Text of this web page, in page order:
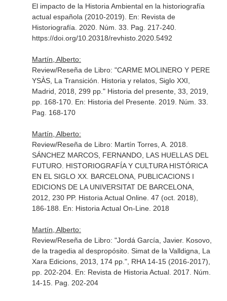
El impacto de la Historia Ambiental en la historiografía
actual española (2010-2019). En: Revista de
Historiografía . 2020. Núm. 33. Pag. 217-240.
https://doi.org/10.20318/revhisto.2020.5492
Martín, Alberto:
Review/Reseña de Libro: "CARME MOLINERO Y PERE
YSÀS, La Transición. Historia y relatos, Siglo XXI,
Madrid, 2018, 299 pp." Historia del presente, 33, 2019,
pp. 168-170. En: Historia del Presente. 2019. Núm. 33.
Pag. 168-170
Martín, Alberto:
Review/Reseña de Libro: Martín Torres, A. 2018.
SÁNCHEZ MARCOS, FERNANDO, LAS HUELLAS DEL
FUTURO. HISTORIOGRAFÍA Y CULTURA HISTÓRICA
EN EL SIGLO XX. BARCELONA, PUBLICACIONS I
EDICIONS DE LA UNIVERSITAT DE BARCELONA,
2012, 230 PP. Historia Actual Online. 47 (oct. 2018),
186-188. En: Historia Actual On-Line. 2018
Martín, Alberto:
Review/Reseña de Libro: "Jordá García, Javier. Kosovo,
de la tragedia al despropósito. Simat de la Valldigna, La
Xara Edicions, 2013, 174 pp.", RHA 14-15 (2016-2017),
pp. 202-204. En: Revista de Historia Actual. 2017. Núm.
14-15. Pag. 202-204